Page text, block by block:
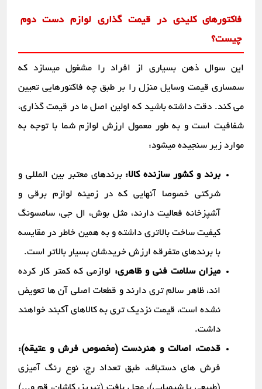
فاکتورهای کلیدی در قیمت گذاری لوازم دست دوم
چیست؟
این سوال ذهن بسیاری از افراد را مشغول میسازد که
سمساری قیمت وسایل منزل را بر طبق چه فاکتورهایی تعیین
می کند. دقت داشته باشید که اولین اصل ما در قیمت گذاری،
شفافیت است و به طور معمول ارزش لوازم شما با توجه به
موارد زیر سنجیده میشود:
برند و کشور سازنده کالا: برندهای معتبر بین المللی و
شرکتی خصوصا آنهایی که در زمینه لوازم برقی و
آشپزخانه فعالیت دارند، مثل بوش، ال جی، سامسونگ
کیفیت ساخت بالاتری داشته و به همین خاطر در مقایسه
با برندهای متفرقه ارزش خریدشان بسیار بالاتر است.
میزان سلامت فنی و ظاهری: لوازمی که کمتر کار کرده
اند، ظاهر سالم تری دارند و قطعات اصلی آن ها تعویض
نشده است، قیمت نزدیک تری به کالاهای آکبند خواهند
داشت.
قدمت، اصالت و هنردست (مخصوص فرش و عتیقه):
فرش های دستباف، طبق تعداد رج، نوع رنگ آمیزی